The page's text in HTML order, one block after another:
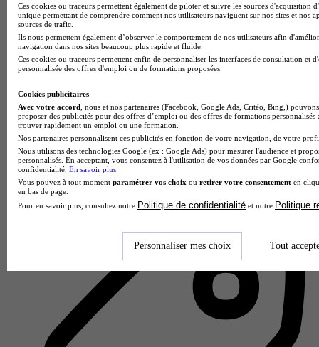
SUP DE VINCI - Rennes
4.0
3 avis
Rennes
Ces cookies ou traceurs permettent également de piloter et suivre les sources d'acquisition
unique permettant de comprendre comment nos utilisateurs naviguent sur nos sites et nos
sources de trafic.
Ils nous permettent également d’observer le comportement de nos utilisateurs afin
navigation dans nos sites beaucoup plus rapide et fluide.
Ces cookies ou traceurs permettent enfin de personnaliser les interfaces de consultation et
personnalisée des offres d'emploi ou de formations proposées.
Cookies publicitaires
Avec votre accord , nous et nos partenaires (Facebook, Google Ads, Critéo, Bing,)
proposer des publicités pour des offres d’emploi ou des offres de formations
trouver rapidement un emploi ou une formation.
Nos partenaires personnalisent ces publicités en fonction de votre navigation, de votre
Nous utilisons des technologies Google (ex : Google Ads) pour mesurer l'audience et
personnalisés. En acceptant, vous consentez à l'utilisation de vos données par Google
confidentialité. En savoir plus
Vous pouvez à tout moment paramétrer vos choix ou retirer votre consentement en
en bas de page.
Pour en savoir plus, consultez notre Politique de confidentialité et notre Politique
Personnaliser mes choix Tout